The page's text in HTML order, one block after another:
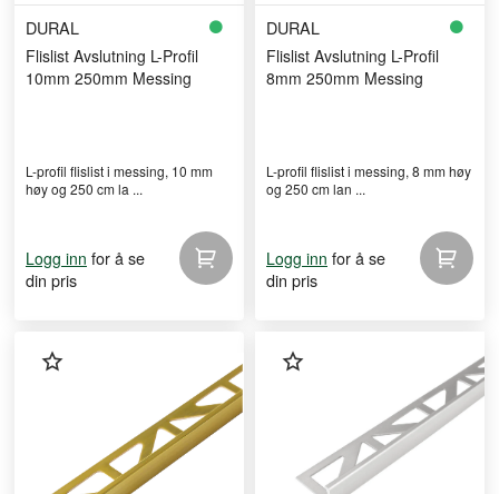
DURAL
Flislist Avslutning L-Profil
10mm 250mm Messing
L-profil flislist i messing, 10 mm
høy og 250 cm la ...
Logg inn for å se
din pris
DURAL
Flislist Avslutning L-Profil
8mm 250mm Messing
L-profil flislist i messing, 8 mm høy
og 250 cm lan ...
Logg inn for å se
din pris